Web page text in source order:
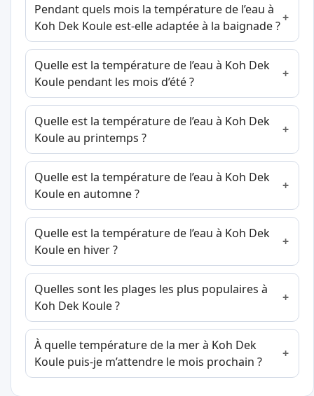
Pendant quels mois la température de l’eau à
Koh Dek Koule est-elle adaptée à la baignade ?
Quelle est la température de l’eau à Koh Dek
Koule pendant les mois d’été ?
Quelle est la température de l’eau à Koh Dek
Koule au printemps ?
Quelle est la température de l’eau à Koh Dek
Koule en automne ?
Quelle est la température de l’eau à Koh Dek
Koule en hiver ?
Quelles sont les plages les plus populaires à
Koh Dek Koule ?
À quelle température de la mer à Koh Dek
Koule puis-je m’attendre le mois prochain ?